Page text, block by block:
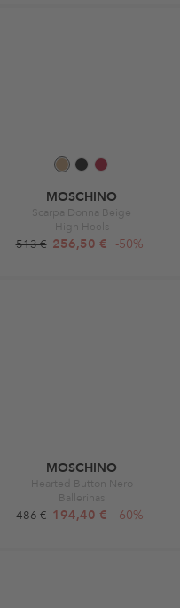
MOSCHINO
Scarpa Donna Beige
High Heels
513 € 256,50 € -50%
MOSCHINO
Hearted Button Nero
Ballerinas
486 € 194,40 € -60%